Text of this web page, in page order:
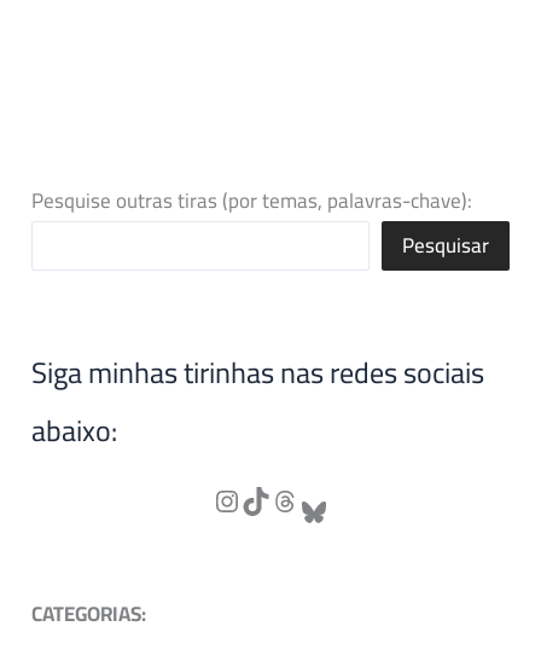
Pesquise outras tiras (por temas, palavras-chave):
Pesquisar
Siga minhas tirinhas nas redes sociais
abaixo:
CATEGORIAS: